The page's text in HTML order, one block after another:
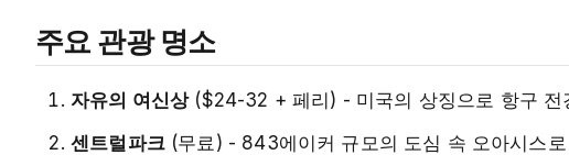
주요 관광 명소
자유의 여신상($24-32 + 페리) - 미국의 상징으로 항구 전
센트럴파크(무료) - 843에이커 규모의 도심 속 오아시스